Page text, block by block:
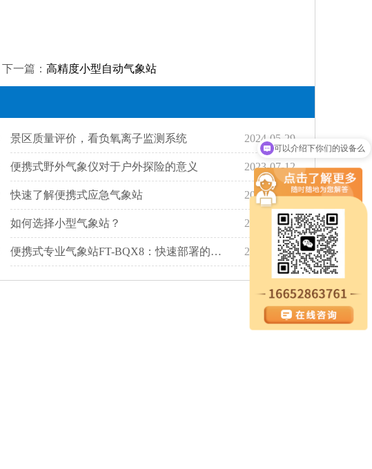
下一篇： 高精度小型自动气象站
景区质量评价，看负氧离子监测系统 2024-05-29
便携式野外气象仪对于户外探险的意义 2023-07-12
快速了解便携式应急气象站 2024-12-25
如何选择小型气象站？ 2025-01-09
便携式专业气象站FT-BQX8：快速部署的八要素环境监测专家 2025-10-30
可以介绍下你们的设备么